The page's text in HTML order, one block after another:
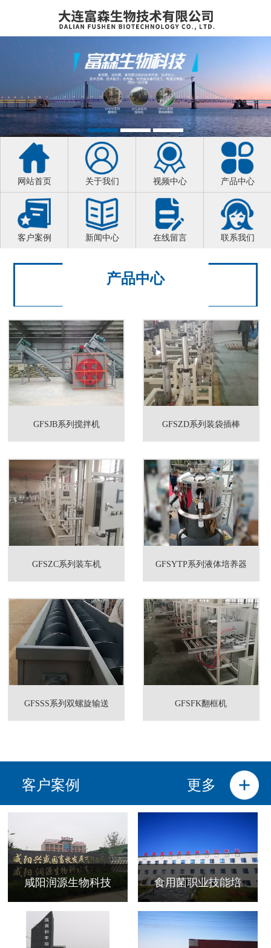
网站首页 关于我们 视频中心 产品中心
客户案例 新闻中心 在线留言 联系我们
产品中心
GFSJB系列搅拌机 GFSZD系列装袋插棒
GFSZC系列装车机 GFSYTP系列液体培养器
GFSSS系列双螺旋输送 GFSFK翻框机
客户案例 更多
咸阳润源生物科技 食用菌职业技能培